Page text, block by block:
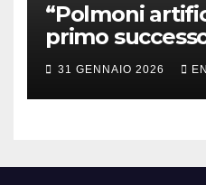
“Polmoni
primo
31 GENNAIO 2026